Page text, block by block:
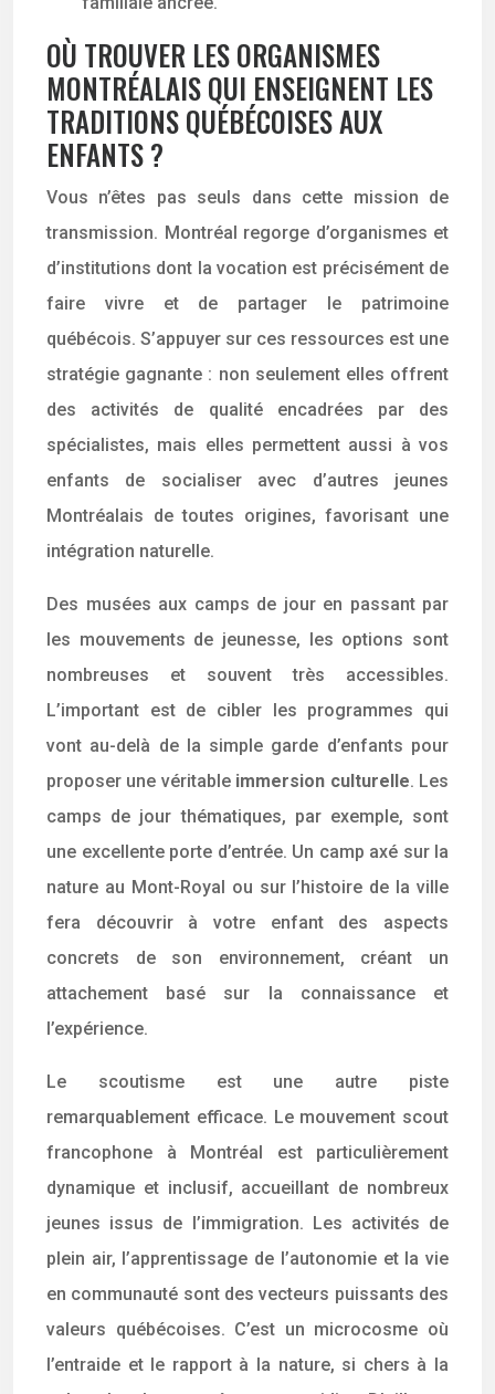
OÙ TROUVER LES ORGANISMES
MONTRÉALAIS QUI ENSEIGNENT LES
TRADITIONS QUÉBÉCOISES AUX
ENFANTS ?
Vous n’êtes pas seuls dans cette mission de
transmission. Montréal regorge d’organismes et
d’institutions dont la vocation est précisément de
faire vivre et de partager le patrimoine
québécois. S’appuyer sur ces ressources est une
stratégie gagnante : non seulement elles offrent
des activités de qualité encadrées par des
spécialistes, mais elles permettent aussi à vos
enfants de socialiser avec d’autres jeunes
Montréalais de toutes origines, favorisant une
intégration naturelle.
Des musées aux camps de jour en passant par
les mouvements de jeunesse, les options sont
nombreuses et souvent très accessibles.
L’important est de cibler les programmes qui
vont au-delà de la simple garde d’enfants pour
proposer une véritable immersion culturelle. Les
camps de jour thématiques, par exemple, sont
une excellente porte d’entrée. Un camp axé sur la
nature au Mont-Royal ou sur l’histoire de la ville
fera découvrir à votre enfant des aspects
concrets de son environnement, créant un
attachement basé sur la connaissance et
l’expérience.
Le scoutisme est une autre piste
remarquablement efficace. Le mouvement scout
francophone à Montréal est particulièrement
dynamique et inclusif, accueillant de nombreux
jeunes issus de l’immigration. Les activités de
plein air, l’apprentissage de l’autonomie et la vie
en communauté sont des vecteurs puissants des
valeurs québécoises. C’est un microcosme où
l’entraide et le rapport à la nature, si chers à la